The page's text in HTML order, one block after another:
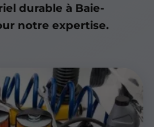
durable à Baie-
notre expertise.